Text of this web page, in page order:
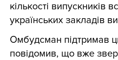
кількості випускників
українських закладів
Омбудсман підтримав
повідомив, що вже